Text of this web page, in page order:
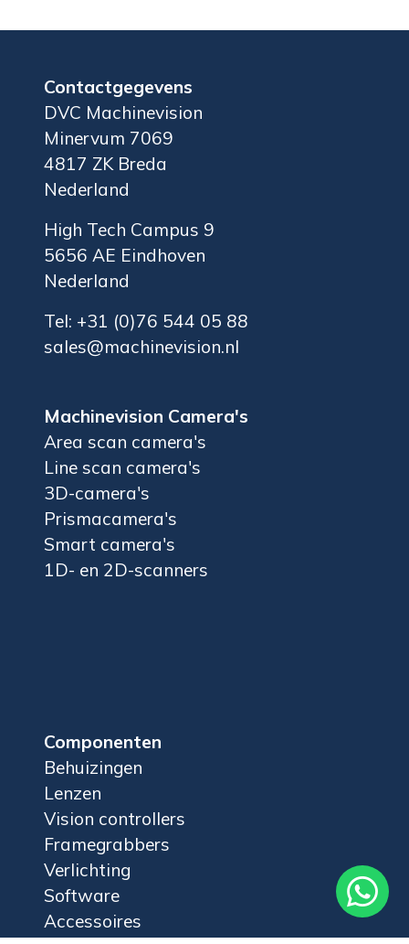
Contactgegevens
DVC Machinevision
Minervum 7069
4817 ZK Breda
Nederland
High Tech Campus 9
5656 AE Eindhoven
Nederland
Tel: +31 (0)76 544 05 88
sales@machinevision.nl
Machinevision Camera's
Area scan camera's
Line scan camera's
3D-camera's
Prismacamera's
Smart camera's
1D- en 2D-scanners
Componenten
Behuizingen
Lenzen
Vision controllers
Framegrabbers
Verlichting
Software
Accessoires
